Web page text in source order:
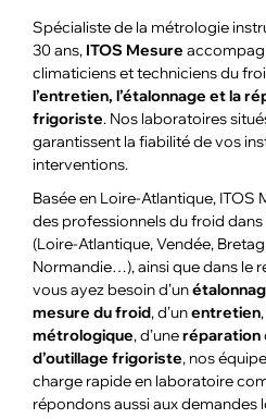
Spécialiste de la métrologie
30 ans, ITOS Mesure
climaticiens et techniciens du
l’entretien, l’étalonnage et la
frigoriste. Nos laboratoires
garantissent la fiabilité de vos
interventions.
Basée en Loire-Atlantique, ITOS
des professionnels du froid
(Loire-Atlantique, Vendée,
Normandie…), ainsi que dans le
vous ayez besoin d’un
mesure du froid, d’unentretien
métrologique, d’uneréparation
d’outillage frigoriste, nos
charge rapide en laboratoire
répondons aussi aux demandes